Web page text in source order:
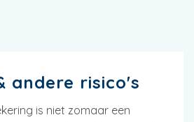
andere risico's
is niet zomaar een